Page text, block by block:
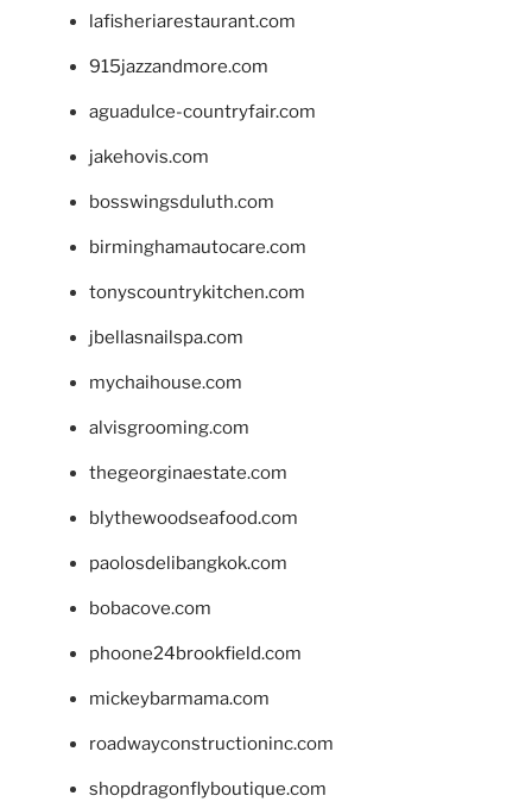
lafisheriarestaurant.com
915jazzandmore.com
aguadulce-countryfair.com
jakehovis.com
bosswingsduluth.com
birminghamautocare.com
tonyscountrykitchen.com
jbellasnailspa.com
mychaihouse.com
alvisgrooming.com
thegeorginaestate.com
blythewoodseafood.com
paolosdelibangkok.com
bobacove.com
phoone24brookfield.com
mickeybarmama.com
roadwayconstructioninc.com
shopdragonflyboutique.com